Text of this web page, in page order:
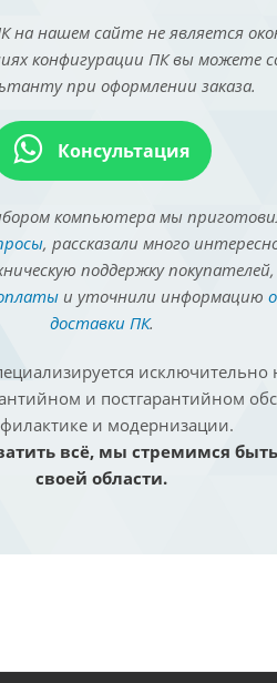
на нашем сайте не является
конфигурации ПК вы можете
при оформлении заказа.
Консультация
компьютера мы
, рассказали много
поддержку покупателей,
и уточнили информацию
доставки ПК.
исключительно
и постгарантийном
и модернизации.
всё, мы стремимся
своей области.